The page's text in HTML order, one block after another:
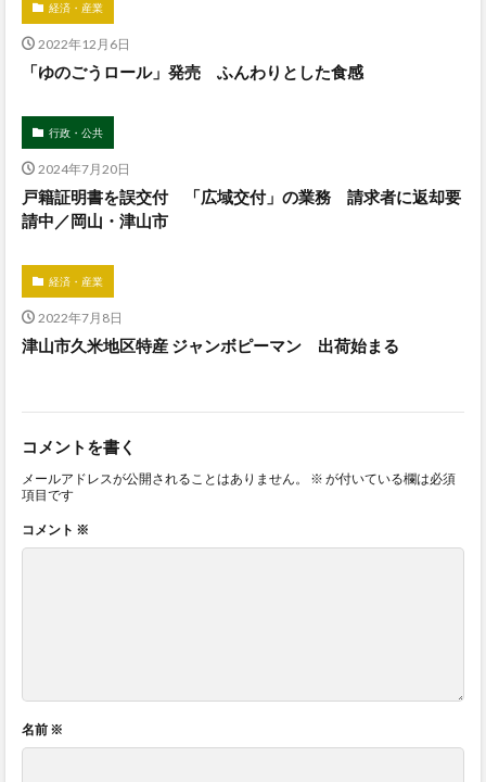
経済・産業
2022年12月6日
「ゆのごうロール」発売 ふんわりとした食感
行政・公共
2024年7月20日
戸籍証明書を誤交付 「広域交付」の業務 請求者に返却要
請中／岡山・津山市
経済・産業
2022年7月8日
津山市久米地区特産 ジャンボピーマン 出荷始まる
コメントを書く
メールアドレスが公開されることはありません。 ※ が付いている欄は必須
項目です
コメント ※
名前 ※